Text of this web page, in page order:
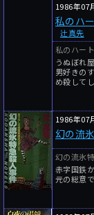
1986年07
私のハ
辻真先
私のハー
うぬぼれ
男好きの
め殺して
1986年07
幻の流
幻の流氷
赤字国鉄
元の総意